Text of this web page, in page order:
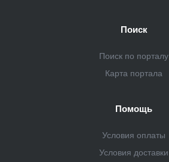
Поиск
Поиск по порталу
Карта портала
Помощь
Условия оплаты
Условия доставки